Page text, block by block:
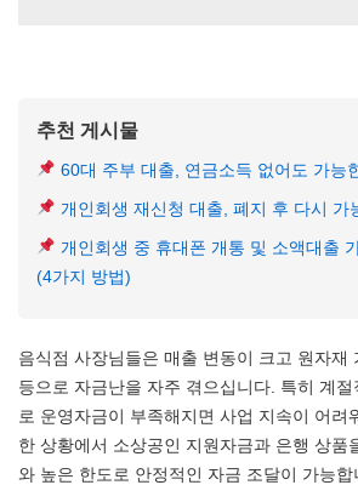
추천 게시물
60대 주부 대출, 연금소득 없어도 가능
개인회생 재신청 대출, 폐지 후 다시 가
개인회생 중 휴대폰 개통 및 소액대출
(4가지 방법)
음식점 사장님들은 매출 변동이 크고 원자재
등으로 자금난을 자주 겪으십니다. 특히 계
로 운영자금이 부족해지면 사업 지속이 어려
한 상황에서 소상공인 지원자금과 은행 상품
와 높은 한도로 안정적인 자금 조달이 가능